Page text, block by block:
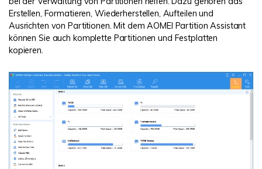
Erstellen, Formatieren, Wiederherstellen, Aufteilen und
Ausrichten von Partitionen. Mit dem AOMEI Partition Assistant
können Sie auch komplette Partitionen und Festplatten
kopieren.